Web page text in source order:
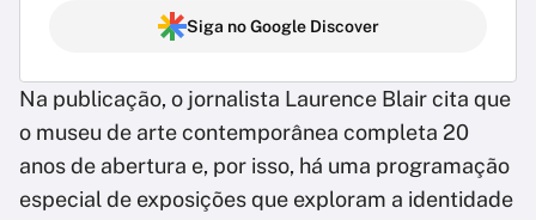
Siga no Google Discover
Na publicação, o jornalista Laurence Blair cita que
o museu de arte contemporânea completa 20
anos de abertura e, por isso, há uma programação
especial de exposições que exploram a identidade